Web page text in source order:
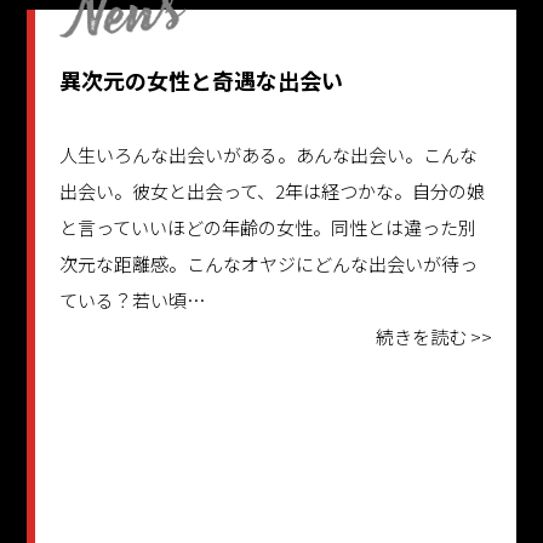
異次元の女性と奇遇な出会い
人生いろんな出会いがある。あんな出会い。こんな
出会い。彼女と出会って、2年は経つかな。自分の娘
と言っていいほどの年齢の女性。同性とは違った別
次元な距離感。こんなオヤジにどんな出会いが待っ
ている？若い頃…
続きを読む >>